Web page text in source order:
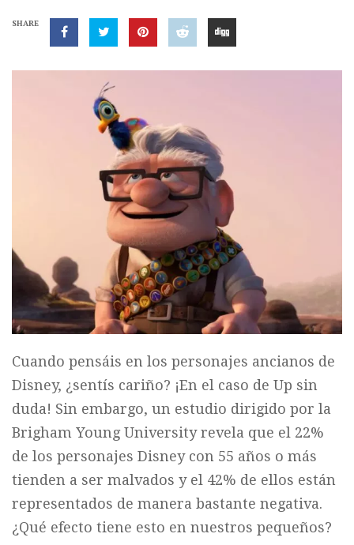
SHARE
Cuando pensáis en los personajes ancianos de
Disney, ¿sentís cariño? ¡En el caso de Up sin
duda! Sin embargo, un estudio dirigido por la
Brigham Young University revela que el 22%
de los personajes Disney con 55 años o más
tienden a ser malvados y el 42% de ellos están
representados de manera bastante negativa.
¿Qué efecto tiene esto en nuestros pequeños?